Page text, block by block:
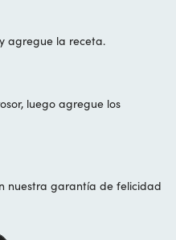
agregue la receta.
luego agregue los
nuestra garantía de felicidad